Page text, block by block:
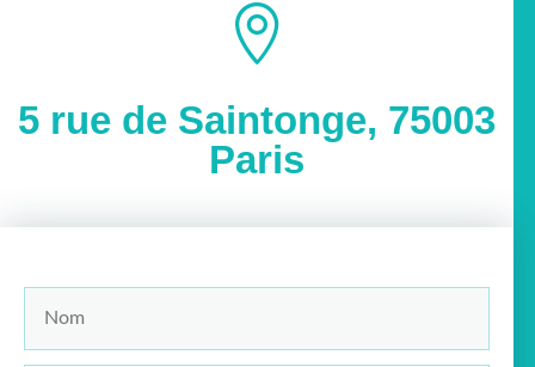

5 rue de Saintonge, 75003
Paris